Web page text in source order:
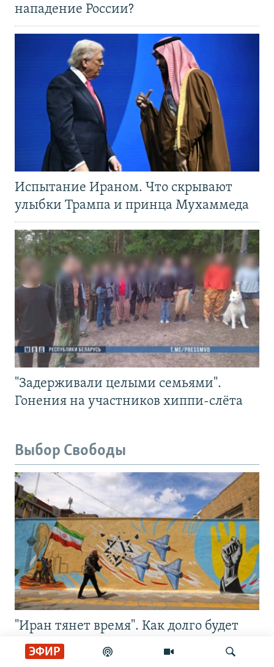
ЭФИР
нападение России?
Испытание Ираном. Что скрывают
улыбки Трампа и принца Мухаммеда
"Задерживали целыми семьями".
Гонения на участников хиппи-слёта
Выбор Свободы
"Иран тянет время". Как долго будет
ситуация между миром и войной?